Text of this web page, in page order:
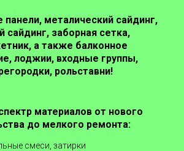
металический сайдинг,
сайдинг, заборная сетка,
а также балконное
лоджии, входные группы,
рольставни!
материалов от нового
до мелкого ремонта:
смеси, затирки